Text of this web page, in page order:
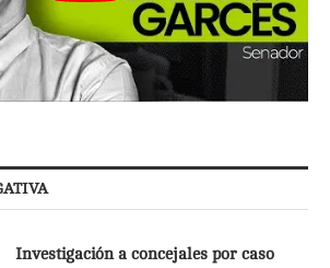
Investigación a concejales por caso